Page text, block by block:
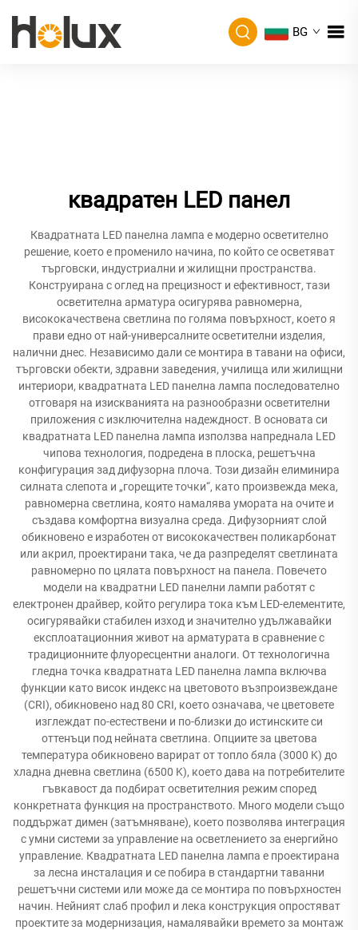
BG
квадратен LED панел
Квадратната LED панелна лампа е модерно осветително
решение, което е променило начина, по който се осветяват
търговски, индустриални и жилищни пространства.
Конструирана с оглед на прецизност и ефективност, тази
осветителна арматура осигурява равномерна,
висококачествена светлина по голяма повърхност, което я
прави едно от най-универсалните осветителни изделия,
налични днес. Независимо дали се монтира в тавани на офиси,
търговски обекти, здравни заведения, училища или жилищни
интериори, квадратната LED панелна лампа последователно
отговаря на изискванията на разнообразни осветителни
приложения с изключителна надеждност. В основата си
квадратната LED панелна лампа използва напреднала LED
чипова технология, подредена в плоска, решетъчна
конфигурация зад дифузорна плоча. Този дизайн елиминира
силната слепота и „горещите точки“, като произвежда мека,
равномерна светлина, която намалява умората на очите и
създава комфортна визуална среда. Дифузорният слой
обикновено е изработен от висококачествен поликарбонат
или акрил, проектирани така, че да разпределят светлината
равномерно по цялата повърхност на панела. Повечето
модели на квадратни LED панелни лампи работят с
електронен драйвер, който регулира тока към LED-елементите,
осигурявайки стабилен изход и значително удължавайки
експлоатационния живот на арматурата в сравнение с
традиционните флуоресцентни аналоги. От технологична
гледна точка квадратната LED панелна лампа включва
функции като висок индекс на цветовото възпроизвеждане
(CRI), обикновено над 80 CRI, което означава, че цветовете
изглеждат по-естествени и по-близки до истинските си
оттенъци под нейната светлина. Опциите за цветова
температура обикновено варират от топло бяла (3000 K) до
хладна дневна светлина (6500 K), което дава на потребителите
гъвкавост да подбират осветителния режим според
конкретната функция на пространството. Много модели също
поддържат димен (затъмняване), което позволява интеграция
с умни системи за управление на осветлението за енергийно
управление. Квадратната LED панелна лампа е проектирана
за лесна инсталация и се побира в стандартни таванни
решетъчни системи или може да се монтира по повърхностен
начин. Нейният слаб профил и лека конструкция опростяват
проектите за модернизация, намалявайки времето за монтаж